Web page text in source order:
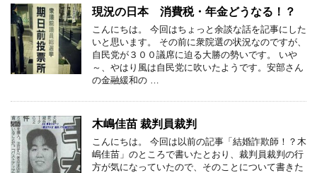
現況の日本 消費税・年金どうなる！？
こんにちは。 今回はちょっと余談な話を記事にした
いと思います。 その前に衆院選の状況なのですが、
自民党が３００議席に迫る大勝の勢いです。 いや
～、やはり風は自民党に吹いたようです。安部さん
の金融緩和の …
木嶋佳苗 裁判員裁判
こんにちは。 今回は以前の記事「結婚詐欺師！？木
嶋佳苗」のところで書いたとおり、裁判員裁判の行
方が気になっていたので、そのことについて書きた